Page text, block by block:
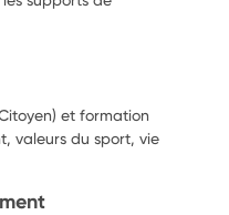
et formation
valeurs du sport, vie